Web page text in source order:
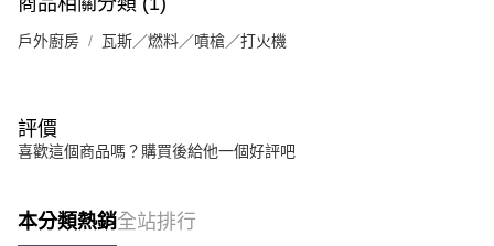
戶外廚房 瓦斯／燃料／噴槍／打火機
評價
喜歡這個商品嗎？購買後給他一個好評吧
本分類熱銷全站排行